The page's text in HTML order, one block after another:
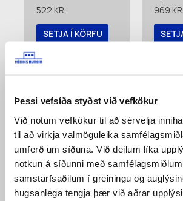
Þessi vefsíða styðst við vefkökur
Við notum vefkökur til að sérvelja
til að virkja valmöguleika
umferð um síðuna. Við deilum líka
notkun á síðunni með samfélagsmiðlum
samstarfsaðilum í greiningu og
hugsanlega tengja þær við aðrar
522 KR.
SETJA Í KÖRFU
Bæta á
969 KR.